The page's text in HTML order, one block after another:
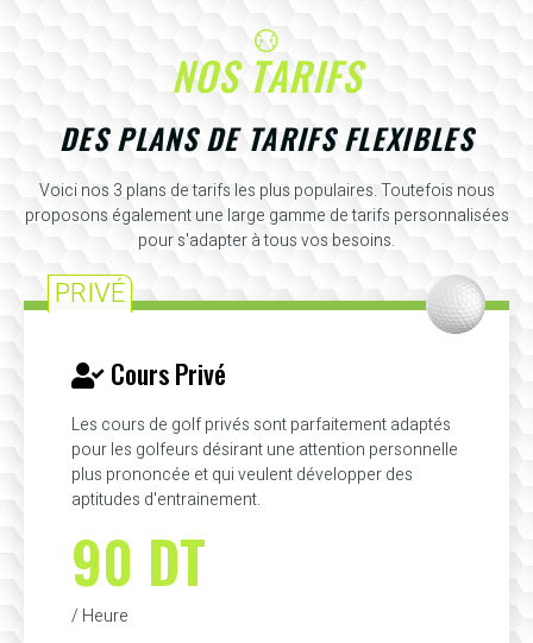
NOS TARIFS
DES PLANS DE TARIFS FLEXIBLES
Voici nos 3 plans de tarifs les plus populaires. Toutefois nous
proposons également une large gamme de tarifs personnalisées
pour s'adapter à tous vos besoins.
PRIVÉ
Cours Privé
Les cours de golf privés sont parfaitement adaptés
pour les golfeurs désirant une attention personnelle
plus prononcée et qui veulent développer des
aptitudes d'entrainement.
90 DT
/ Heure